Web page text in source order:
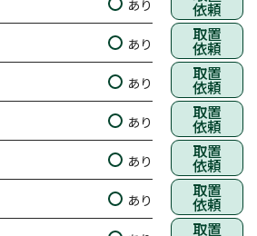
あり 依頼
あり 取置
依頼
あり 取置
依頼
あり 取置
依頼
あり 取置
依頼
あり 取置
依頼
取置